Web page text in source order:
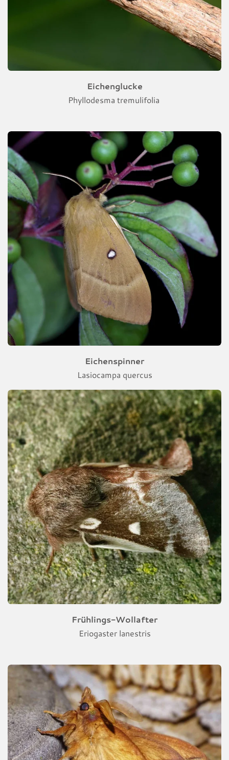
Eichenglucke
Phyllodesma tremulifolia
Eichenspinner
Lasiocampa quercus
Frühlings-Wollafter
Eriogaster lanestris